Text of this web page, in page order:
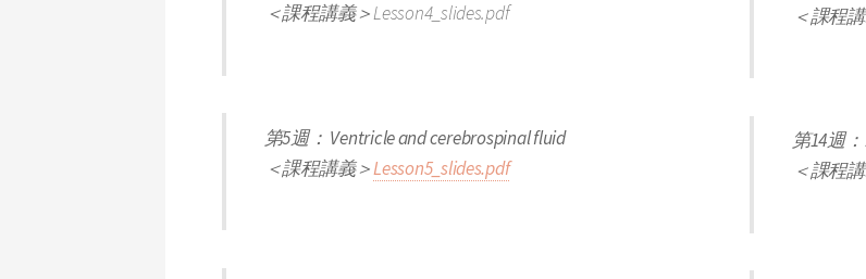
＜課程講義＞Lesson4_slides.pdf
第5週： Ventricle and cerebrospinal fluid
＜課程講義＞Lesson5_slides.pdf
＜課程
第14週：
＜課程